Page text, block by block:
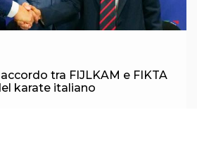
tra FIJLKAM e FIKTA
karate italiano